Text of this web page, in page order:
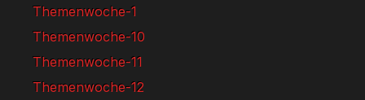
Themenwoche-1
Themenwoche-10
Themenwoche-11
Themenwoche-12